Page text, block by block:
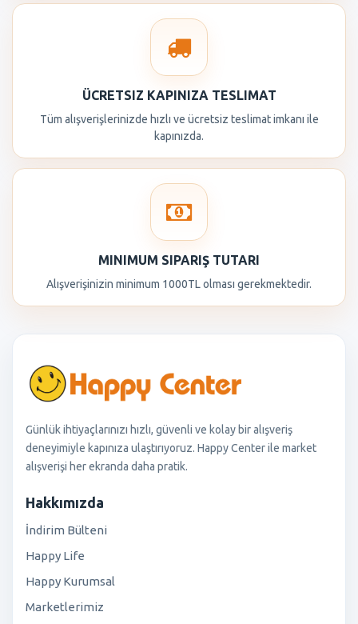
ÜCRETSIZ KAPINIZA TESLIMAT
Tüm alışverişlerinizde hızlı ve ücretsiz teslimat imkanı ile
kapınızda.
MINIMUM SIPARIŞ TUTARI
Alışverişinizin minimum 1000TL olması gerekmektedir.
Günlük ihtiyaçlarınızı hızlı, güvenli ve kolay bir alışveriş
deneyimiyle kapınıza ulaştırıyoruz. Happy Center ile market
alışverişi her ekranda daha pratik.
Hakkımızda
İndirim Bülteni
Happy Life
Happy Kurumsal
Marketlerimiz